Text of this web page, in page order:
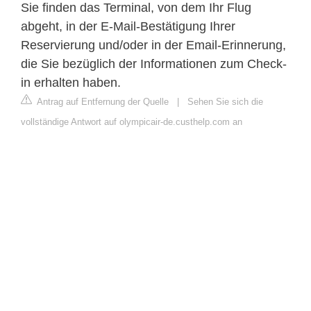
Sie finden das Terminal, von dem Ihr Flug
abgeht, in der E-Mail-Bestätigung Ihrer
Reservierung und/oder in der Email-Erinnerung,
die Sie bezüglich der Informationen zum Check-
in erhalten haben.
Antrag auf Entfernung der Quelle
Sehen Sie sich die
vollständige Antwort auf olympicair-de.custhelp.com an